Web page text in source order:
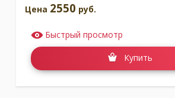
Цена 2550 руб.
Быстрый просмотр
Купить